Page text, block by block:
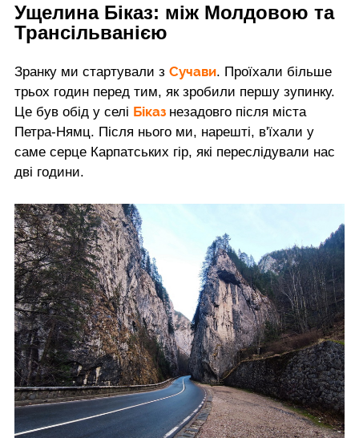
Ущелина Біказ: між Молдовою та
Трансільванією
Зранку ми стартували з Сучави. Проїхали більше
трьох годин перед тим, як зробили першу зупинку.
Це був обід у селі Біказ незадовго після міста
Петра-Нямц. Після нього ми, нарешті, в'їхали у
саме серце Карпатських гір, які переслідували нас
дві години.